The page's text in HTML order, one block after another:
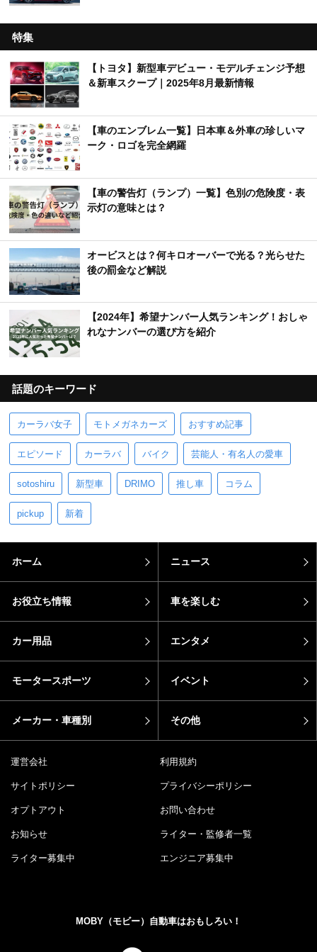
特集
【トヨタ】新型車デビュー・モデルチェンジ予想
＆新車スクープ｜2025年8月最新情報
【車のエンブレム一覧】日本車＆外車の珍しいマ
ーク・ロゴを完全網羅
【車の警告灯（ランプ）一覧】色別の危険度・表
示灯の意味とは？
オービスとは？何キロオーバーで光る？光らせた
後の罰金など解説
【2024年】希望ナンバー人気ランキング！おしゃ
れなナンバーの選び方を紹介
話題のキーワード
カーラバ女子 モトメガネカーズ おすすめ記事
エピソード カーラバ バイク 芸能人・有名人の愛車
sotoshiru 新型車 DRIMO 推し車 コラム
pickup 新着
ホーム ニュース
お役立ち情報 車を楽しむ
カー用品 エンタメ
モータースポーツ イベント
メーカー・車種別 その他
運営会社 利用規約
サイトポリシー プライバシーポリシー
オプトアウト お問い合わせ
お知らせ ライター・監修者一覧
ライター募集中 エンジニア募集中
MOBY（モビー）自動車はおもしろい！